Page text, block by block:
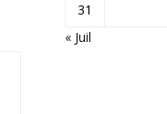
31
« Juil